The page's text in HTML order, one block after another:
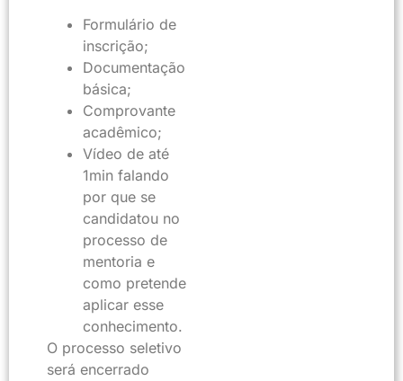
Formulário de
inscrição;
Documentação
básica;
Comprovante
acadêmico;
Vídeo de até
1min falando
por que se
candidatou no
processo de
mentoria e
como pretende
aplicar esse
conhecimento.
O processo seletivo
será encerrado